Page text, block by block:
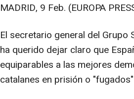
MADRID, 9 Feb. (EUROPA
El secretario general del Grupo
ha querido dejar claro que
equiparables a las mejores
catalanes en prisión o